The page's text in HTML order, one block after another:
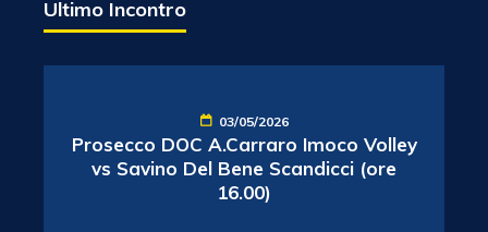
Ultimo Incontro
03/05/2026
Prosecco DOC A.Carraro Imoco Volley
vs Savino Del Bene Scandicci (ore
16.00)